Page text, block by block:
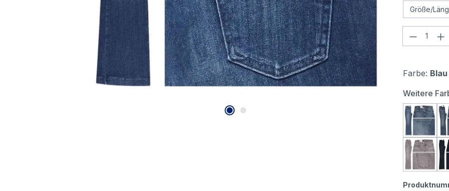
Farbe:
Weitere
MAC
MAC